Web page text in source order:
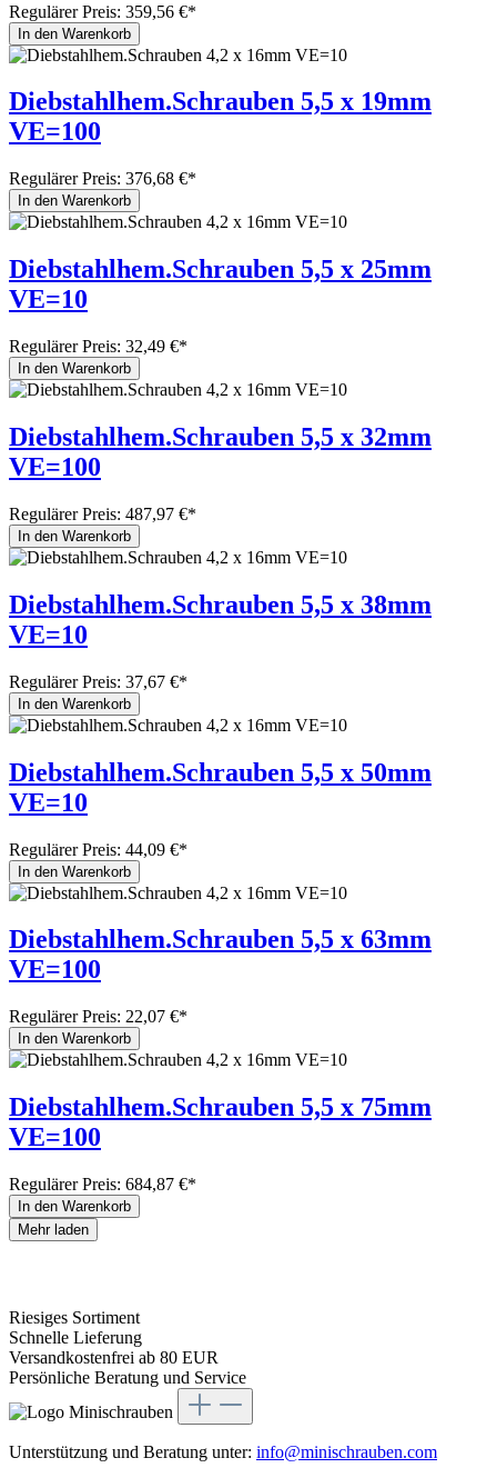
Regulärer Preis: 359,56 €*
In den Warenkorb
Diebstahlhem.Schrauben 5,5 x 19mm
VE=100
Regulärer Preis: 376,68 €*
In den Warenkorb
Diebstahlhem.Schrauben 5,5 x 25mm
VE=10
Regulärer Preis: 32,49 €*
In den Warenkorb
Diebstahlhem.Schrauben 5,5 x 32mm
VE=100
Regulärer Preis: 487,97 €*
In den Warenkorb
Diebstahlhem.Schrauben 5,5 x 38mm
VE=10
Regulärer Preis: 37,67 €*
In den Warenkorb
Diebstahlhem.Schrauben 5,5 x 50mm
VE=10
Regulärer Preis: 44,09 €*
In den Warenkorb
Diebstahlhem.Schrauben 5,5 x 63mm
VE=100
Regulärer Preis: 22,07 €*
In den Warenkorb
Diebstahlhem.Schrauben 5,5 x 75mm
VE=100
Regulärer Preis: 684,87 €*
In den Warenkorb
Mehr laden
Riesiges Sortiment
Schnelle Lieferung
Versandkostenfrei ab 80 EUR
Persönliche Beratung und Service
Unterstützung und Beratung unter: info@minischrauben.com